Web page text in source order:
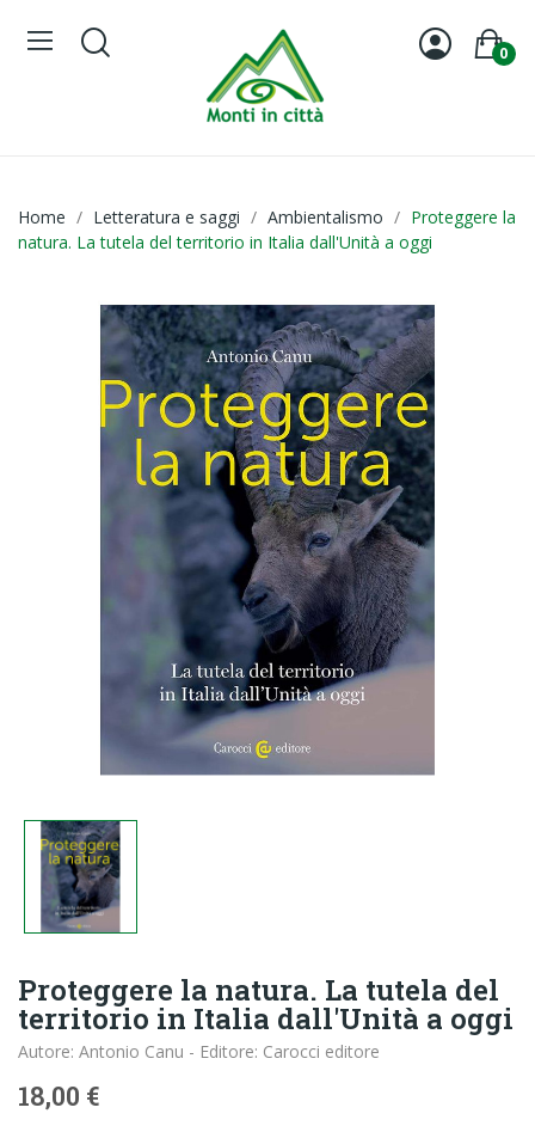
0
Home Letteratura e saggi Ambientalismo
Proteggere la
natura. La tutela del territorio in Italia dall'Unità a oggi
Proteggere la natura. La tutela del
territorio in Italia dall'Unità a oggi
Autore: Antonio Canu - Editore: Carocci editore
18,00 €